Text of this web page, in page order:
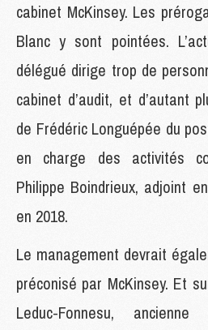
cabinet McKinsey. Les
Blanc y sont pointées.
délégué dirige trop de
cabinet d’audit, et d’autant
de Frédéric Longuépée du
en charge des activités
Philippe Boindrieux, adjoint
en 2018.
Le management devrait
préconisé par McKinsey. Et
Leduc-Fonnesu,